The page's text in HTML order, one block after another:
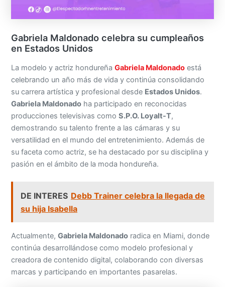
Gabriela Maldonado celebra su cumpleaños
en Estados Unidos
La modelo y actriz hondureñaGabriela Maldonado está
celebrando un año más de vida y continúa consolidando
su carrera artística y profesional desde Estados Unidos.
Gabriela Maldonado ha participado en reconocidas
producciones televisivas comoS.P.O. Loyalt-T,
demostrando su talento frente a las cámaras y su
versatilidad en el mundo del entretenimiento. Además de
su faceta como actriz, se ha destacado por su disciplina y
pasión en el ámbito de la moda hondureña.
DE INTERES Debb Trainer celebra la llegada de
su hija Isabella
Actualmente,Gabriela Maldonado radica en Miami, donde
continúa desarrollándose como modelo profesional y
creadora de contenido digital, colaborando con diversas
marcas y participando en importantes pasarelas.